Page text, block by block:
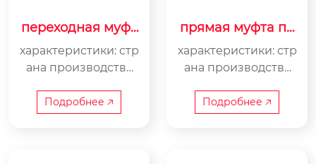
переходная муфт
ьбой пвх
характеристики: стр
ана производства
pvc-u, непластифиц
ированный поливи
Подробнее 🡥
прямая муфта пв
зьбой
характеристики: стр
ана производства
pvc-u, непластифиц
ированный поливи
Подробнее 🡥